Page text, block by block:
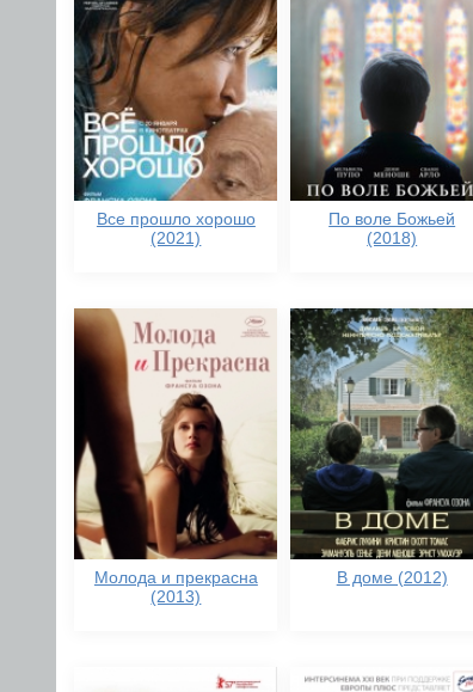
Все прошло хорошо
(2021)
По воле Божьей
(2018)
Молода и прекрасна
(2013)
В доме (2012)